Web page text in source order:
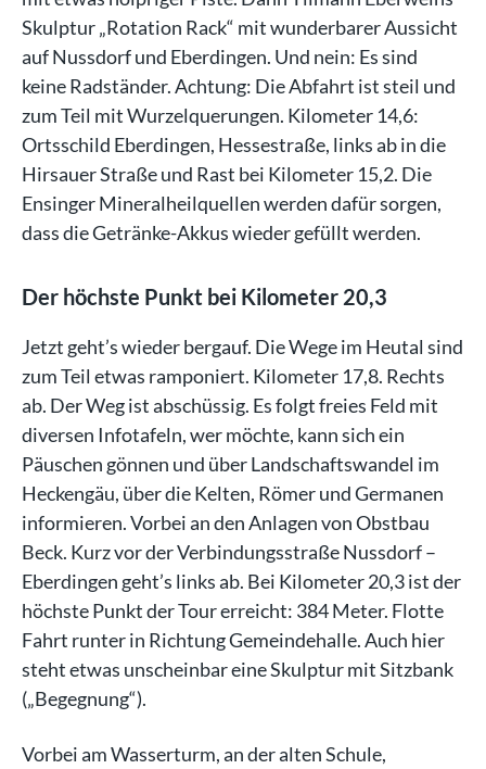
Skulptur „Rotation Rack“ mit wunderbarer Aussicht
auf Nussdorf und Eberdingen. Und nein: Es sind
keine Radständer. Achtung: Die Abfahrt ist steil und
zum Teil mit Wurzelquerungen. Kilometer 14,6:
Ortsschild Eberdingen, Hessestraße, links ab in die
Hirsauer Straße und Rast bei Kilometer 15,2. Die
Ensinger Mineralheilquellen werden dafür sorgen,
dass die Getränke-Akkus wieder gefüllt werden.
Der höchste Punkt bei Kilometer 20,3
Jetzt geht’s wieder bergauf. Die Wege im Heutal sind
zum Teil etwas ramponiert. Kilometer 17,8. Rechts
ab. Der Weg ist abschüssig. Es folgt freies Feld mit
diversen Infotafeln, wer möchte, kann sich ein
Päuschen gönnen und über Landschaftswandel im
Heckengäu, über die Kelten, Römer und Germanen
informieren. Vorbei an den Anlagen von Obstbau
Beck. Kurz vor der Verbindungsstraße Nussdorf –
Eberdingen geht’s links ab. Bei Kilometer 20,3 ist der
höchste Punkt der Tour erreicht: 384 Meter. Flotte
Fahrt runter in Richtung Gemeindehalle. Auch hier
steht etwas unscheinbar eine Skulptur mit Sitzbank
(„Begegnung“).
Vorbei am Wasserturm, an der alten Schule,